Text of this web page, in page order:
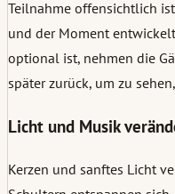
Teilnahme offensichtlich
und der Moment
optional ist, nehmen die
später zurück, um zu
Licht und Musik
Kerzen und sanftes Licht